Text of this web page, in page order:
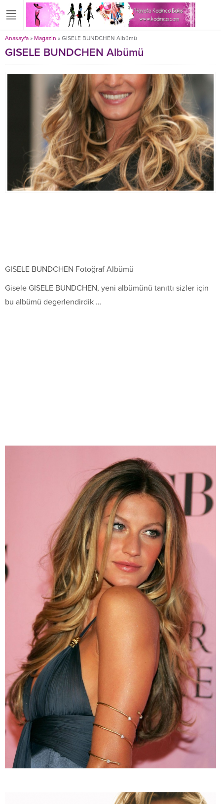
Anasayfa » Magazin » GISELE BUNDCHEN Albümü
GISELE BUNDCHEN Albümü
GISELE BUNDCHEN Fotoğraf Albümü
Gisele GISELE BUNDCHEN, yeni albümünü tanıttı sizler için
bu albümü degerlendirdik …